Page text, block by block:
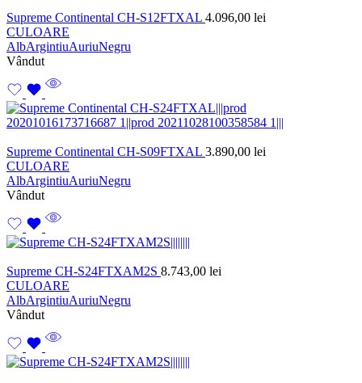
Supreme Continental CH-S12FTXAL 4.096,00 lei
CULOARE
AlbArgintiuAuriuNegru
Vândut
Supreme Continental CH-S09FTXAL 3.890,00 lei
CULOARE
AlbArgintiuAuriuNegru
Vândut
Supreme CH-S24FTXAM2S 8.743,00 lei
CULOARE
AlbArgintiuAuriuNegru
Vândut